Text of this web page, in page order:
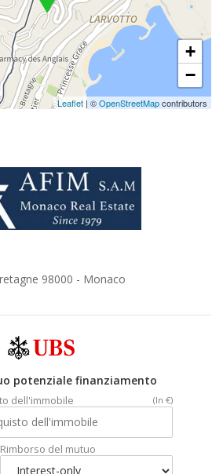
+
−
Leaflet | ©OpenStreetMapcontributors
98000 - Monaco
potenziale finanziamento
dell'immobile (In €)
Rimborso del mutuo